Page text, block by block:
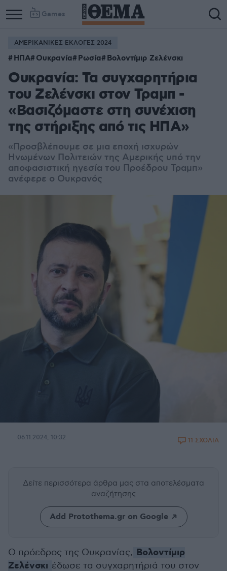
Games
ΑΜΕΡΙΚΑΝΙΚΕΣ ΕΚΛΟΓΕΣ 2024
ΗΠΑ Ουκρανία Ρωσία Βολοντίμιρ Ζελένσκι
Ουκρανία: Τα συγχαρητήρια
του Ζελένσκι στον Τραμπ -
«Βασιζόμαστε στη συνέχιση
της στήριξης από τις ΗΠΑ»
«Προσβλέπουμε σε μια εποχή ισχυρών
Ηνωμένων Πολιτειών της Αμερικής υπό την
αποφασιστική ηγεσία του Προέδρου Τραμπ»
ανέφερε ο Ουκρανός
06.11.2024, 10:32 11 ΣΧΟΛΙΑ
Δείτε περισσότερα άρθρα μας στα αποτελέσματα
αναζήτησης
Add Protothema.gr on Google
Ο πρόεδρος της Ουκρανίας, Βολοντίμιρ
Ζελένσκι έδωσε τα συγχαρητήριά του στον